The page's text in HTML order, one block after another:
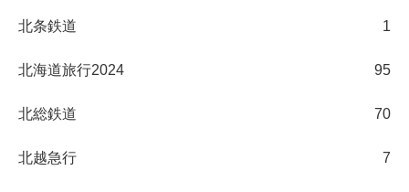
北条鉄道 1
北海道旅行2024 95
北総鉄道 70
北越急行 7